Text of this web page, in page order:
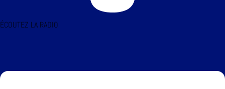
ÉCOUTEZ LA RADIO